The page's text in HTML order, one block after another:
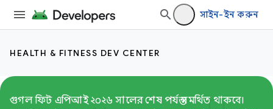
সাইন-ইন করুন
HEALTH & FITNESS DEV CENTER
গুগল ফিট এপিআই ২০২৬ সালের শেষ পর্যন্ত সমর্থিত থাকবে।